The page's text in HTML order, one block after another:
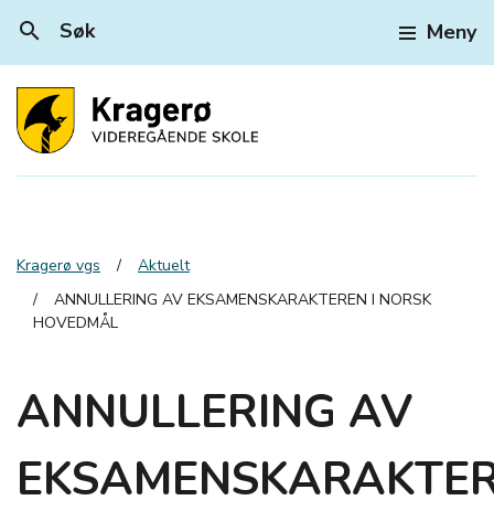
search Søk Meny
Kragerø vgs
Aktuelt
ANNULLERING AV EKSAMENSKARAKTEREN I NORSK
HOVEDMÅL
ANNULLERING AV